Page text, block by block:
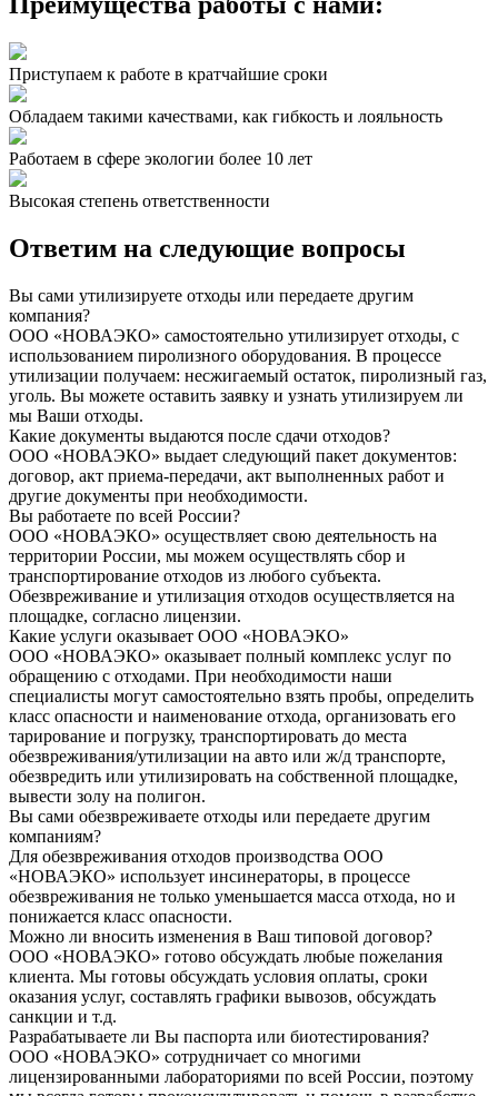
Приступаем к работе в кратчайшие сроки
Обладаем такими качествами, как гибкость и лояльность
Работаем в сфере экологии более 10 лет
Высокая степень ответственности
Ответим на следующие вопросы
Вы сами утилизируете отходы или передаете другим
компания?
ООО «НОВАЭКО» самостоятельно утилизирует отходы, с
использованием пиролизного оборудования. В процессе
утилизации получаем: несжигаемый остаток, пиролизный газ,
уголь. Вы можете оставить заявку и узнать утилизируем ли
мы Ваши отходы.
Какие документы выдаются после сдачи отходов?
ООО «НОВАЭКО» выдает следующий пакет документов:
договор, акт приема-передачи, акт выполненных работ и
другие документы при необходимости.
Вы работаете по всей России?
ООО «НОВАЭКО» осуществляет свою деятельность на
территории России, мы можем осуществлять сбор и
транспортирование отходов из любого субъекта.
Обезвреживание и утилизация отходов осуществляется на
площадке, согласно лицензии.
Какие услуги оказывает ООО «НОВАЭКО»
ООО «НОВАЭКО» оказывает полный комплекс услуг по
обращению с отходами. При необходимости наши
специалисты могут самостоятельно взять пробы, определить
класс опасности и наименование отхода, организовать его
тарирование и погрузку, транспортировать до места
обезвреживания/утилизации на авто или ж/д транспорте,
обезвредить или утилизировать на собственной площадке,
вывести золу на полигон.
Вы сами обезвреживаете отходы или передаете другим
компаниям?
Для обезвреживания отходов производства ООО
«НОВАЭКО» использует инсинераторы, в процессе
обезвреживания не только уменьшается масса отхода, но и
понижается класс опасности.
Можно ли вносить изменения в Ваш типовой договор?
ООО «НОВАЭКО» готово обсуждать любые пожелания
клиента. Мы готовы обсуждать условия оплаты, сроки
оказания услуг, составлять графики вывозов, обсуждать
санкции и т.д.
Разрабатываете ли Вы паспорта или биотестирования?
ООО «НОВАЭКО» сотрудничает со многими
лицензированными лабораториями по всей России, поэтому